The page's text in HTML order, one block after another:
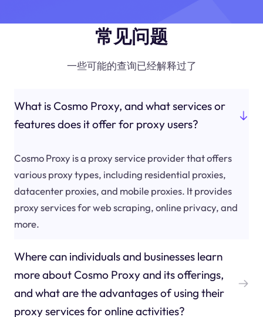
常见问题
一些可能的查询已经解释过了
What is Cosmo Proxy, and what services or
features does it offer for proxy users?
Cosmo Proxy is a proxy service provider that offers
various proxy types, including residential proxies,
datacenter proxies, and mobile proxies. It provides
proxy services for web scraping, online privacy, and
more.
Where can individuals and businesses learn
more about Cosmo Proxy and its offerings,
and what are the advantages of using their
proxy services for online activities?